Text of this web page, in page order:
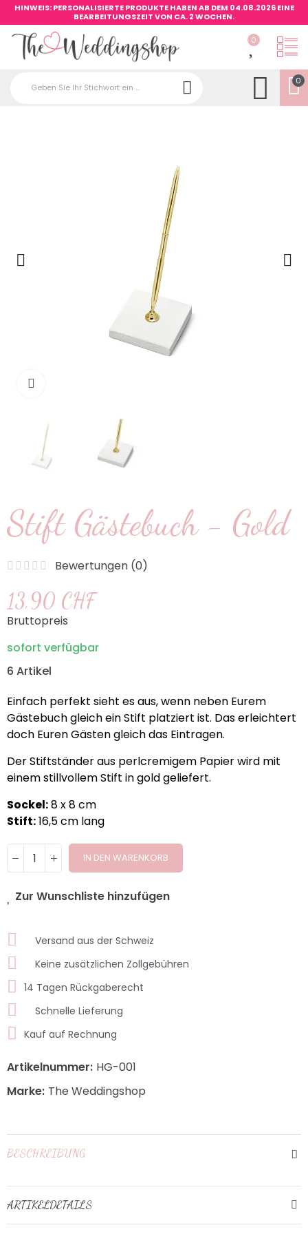
HINWEIS: PERSONALISIERTE PRODUKTE HABEN AB DEM 04.08.2026 EINE
BEARBEITUNGSZEIT VON CA. 2 WOCHEN.
0
0
Stift Gästebuch - Gold
Bewertungen (0)
13,90 CHF
Bruttopreis
sofort verfügbar
6 Artikel
Einfach perfekt sieht es aus, wenn neben Eurem
Gästebuch gleich ein Stift platziert ist. Das erleichtert
doch Euren Gästen gleich das Eintragen.
Der Stiftständer aus perlcremigem Papier wird mit
einem stillvollem Stift in gold geliefert.
Sockel:8 x 8 cm
Stift:16,5 cm lang
IN DEN WARENKORB
Zur Wunschliste hinzufügen
Versand aus der Schweiz
Keine zusätzlichen Zollgebühren
14 Tagen Rückgaberecht
Schnelle Lieferung
Kauf auf Rechnung
Artikelnummer: HG-001
Marke: The Weddingshop
BESCHREIBUNG
ARTIKELDETAILS